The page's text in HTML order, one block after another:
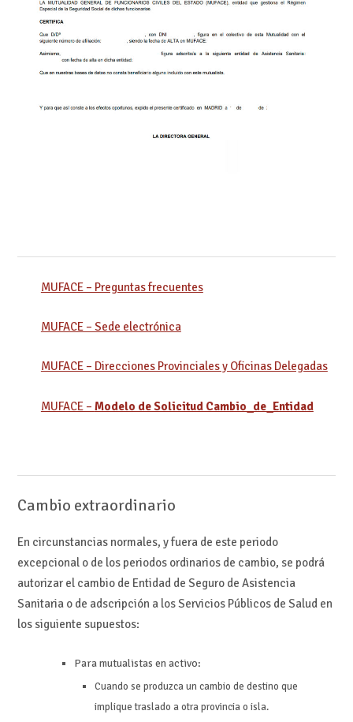
MUFACE – Preguntas frecuentes
MUFACE – Sede electrónica
MUFACE – Direcciones Provinciales y Oficinas Delegadas
MUFACE – Modelo de Solicitud Cambio_de_Entidad
Cambio extraordinario
En circunstancias normales, y fuera de este periodo
excepcional o de los periodos ordinarios de cambio, se podrá
autorizar el cambio de Entidad de Seguro de Asistencia
Sanitaria o de adscripción a los Servicios Públicos de Salud en
los siguiente supuestos:
Para mutualistas en activo:
Cuando se produzca un cambio de destino que
implique traslado a otra provincia o isla.